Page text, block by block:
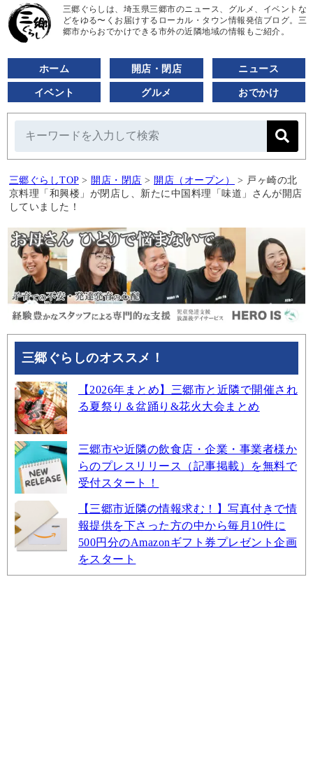
三郷ぐらしは、埼玉県三郷市のニュース、グルメ、イベントな
どをゆる〜くお届けするローカル・タウン情報発信ブログ。三
郷市からおでかけできる市外の近隣地域の情報もご紹介。
ホーム 開店・閉店 ニュース
イベント グルメ おでかけ
三郷ぐらしTOP > 開店・閉店 > 開店（オープン） > 戸ヶ崎の北
京料理「和興楼」が閉店し、新たに中国料理「味道」さんが開店
していました！
三郷ぐらしのオススメ！
【2026年まとめ】三郷市と近隣で開催され
る夏祭り＆盆踊り&花火大会まとめ
三郷市や近隣の飲食店・企業・事業者様か
らのプレスリリース（記事掲載）を無料で
受付スタート！
【三郷市近隣の情報求む！】写真付きで情
報提供を下さった方の中から毎月10件に
500円分のAmazonギフト券プレゼント企画
をスタート